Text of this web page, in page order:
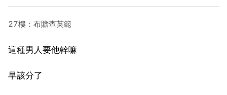
27樓：布贍查英範
這種男人要他幹嘛
早該分了